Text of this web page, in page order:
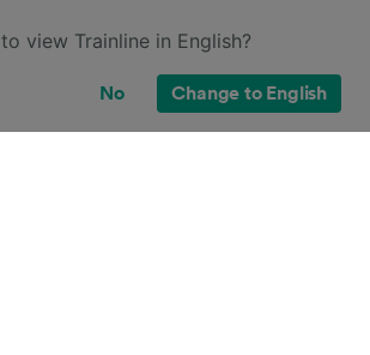
view Trainline in English?
No Change to English